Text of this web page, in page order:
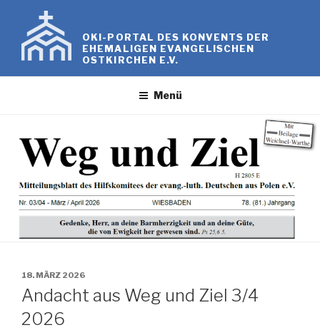
springen
OKI-PORTAL DES KONVENTS DER
EHEMALIGEN EVANGELISCHEN
OSTKIRCHEN E.V.
Menü
VERÖFFENTLICHT
AM
18. MÄRZ 2026
Andacht aus Weg und Ziel 3/4
2026